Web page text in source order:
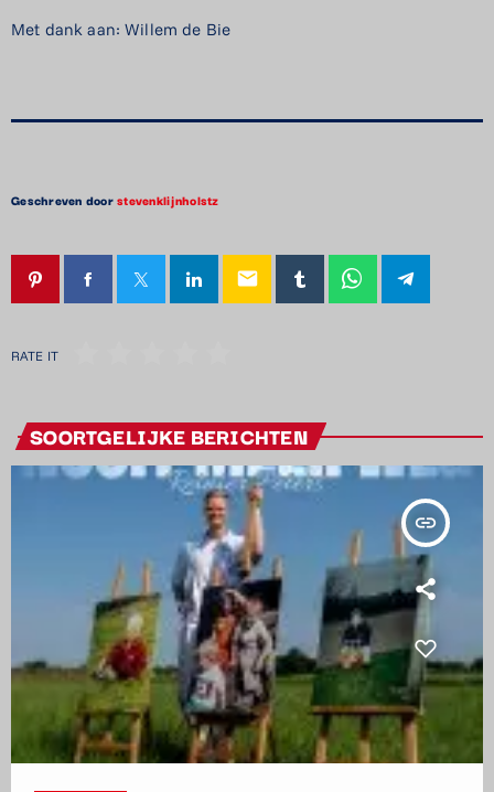
Met dank aan: Willem de Bie
Geschreven doorstevenklijnholstz
email
RATE IT
SOORTGELIJKE BERICHTEN
insert_link